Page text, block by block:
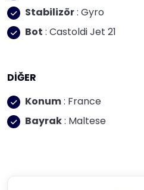
Stabilizör: Gyro
Bot : Castoldi Jet 21
DİĞER
Konum: France
Bayrak: Maltese